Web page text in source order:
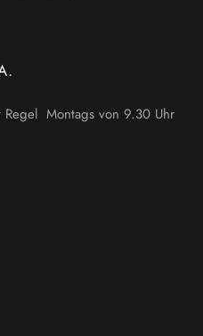
Regel Montags von 9.30 Uhr